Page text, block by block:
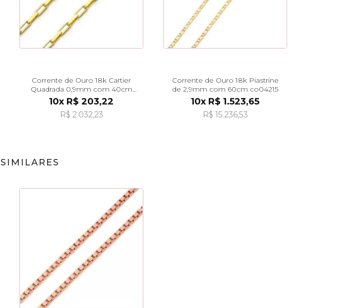
Corrente de Ouro 18k Cartier
Quadrada 0,9mm com 40cm
co02213
10x R$ 203,22
R$ 2.032,23
Corrente de Ouro 18k Piastrine
de 2,9mm com 60cm co04215
10x R$ 1.523,65
R$ 15.236,53
SIMILARES